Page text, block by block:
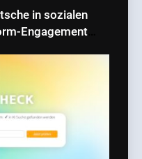
in sozialen
Engagement